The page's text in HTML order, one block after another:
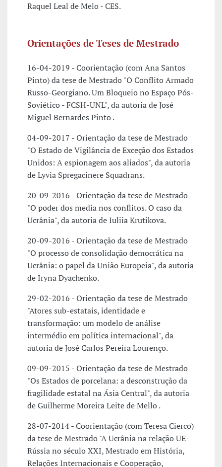
Raquel Leal de Melo - CES.
Orientações de Teses de Mestrado
16-04-2019 - Coorientação (com Ana Santos
Pinto) da tese de Mestrado "O Conflito Armado
Russo-Georgiano. Um Bloqueio no Espaço Pós-
Soviético - FCSH-UNL", da autoria de José
Miguel Bernardes Pinto .
04-09-2017 - Orientação da tese de Mestrado
"O Estado de Vigilância de Exceção dos Estados
Unidos: A espionagem aos aliados", da autoria
de Lyvia Spregacinere Squadrans.
20-09-2016 - Orientação da tese de Mestrado
"O poder dos media nos conflitos. O caso da
Ucrânia", da autoria de Iuliia Krutikova.
20-09-2016 - Orientação da tese de Mestrado
"O processo de consolidação democrática na
Ucrânia: o papel da União Europeia", da autoria
de Iryna Dyachenko.
29-02-2016 - Orientação da tese de Mestrado
"Atores sub-estatais, identidade e
transformação: um modelo de análise
intermédio em política internacional", da
autoria de José Carlos Pereira Lourenço.
09-09-2015 - Orientação da tese de Mestrado
"Os Estados de porcelana: a desconstrução da
fragilidade estatal na Ásia Central", da autoria
de Guilherme Moreira Leite de Mello .
28-07-2014 - Coorientação (com Teresa Cierco)
da tese de Mestrado "A Ucrânia na relação UE-
Rússia no século XXI, Mestrado em História,
Relações Internacionais e Cooperação,